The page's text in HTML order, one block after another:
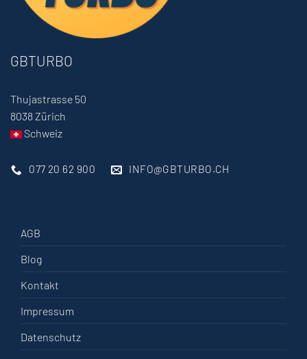
GBTURBO
Thujastrasse 50
8038 Zürich
Schweiz
077 20 62 900 INFO@GBTURBO.CH
AGB
Blog
Kontakt
Impressum
Datenschutz